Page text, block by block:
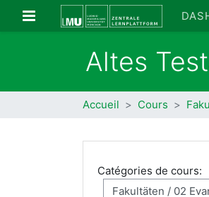
Passer au contenu principal
Panneau latéral
Altes
Accueil Cours
Catégories de cours: